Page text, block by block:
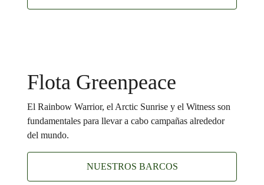
Flota Greenpeace
El Rainbow Warrior, el Arctic Sunrise y el Witness son
fundamentales para llevar a cabo campañas alrededor
del mundo.
NUESTROS BARCOS